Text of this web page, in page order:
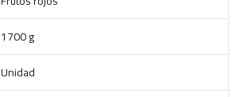
1700 g
Unidad